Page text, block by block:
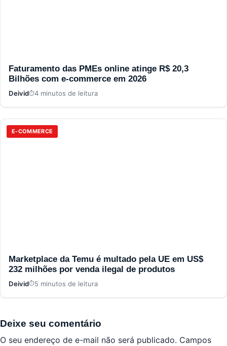
Faturamento das PMEs online atinge R$ 20,3
Bilhões com e-commerce em 2026
Deivid 4 minutos de leitura
E-COMMERCE
Marketplace da Temu é multado pela UE em US$
232 milhões por venda ilegal de produtos
Deivid 5 minutos de leitura
Deixe seu comentário
O seu endereço de e-mail não será publicado. Campos